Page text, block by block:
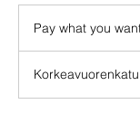
Pay what you
Korkeavuorenkatu